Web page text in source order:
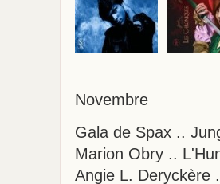
Novembre
Gala de Spax ..
Marion Obry ..
Angie L. Deryckère